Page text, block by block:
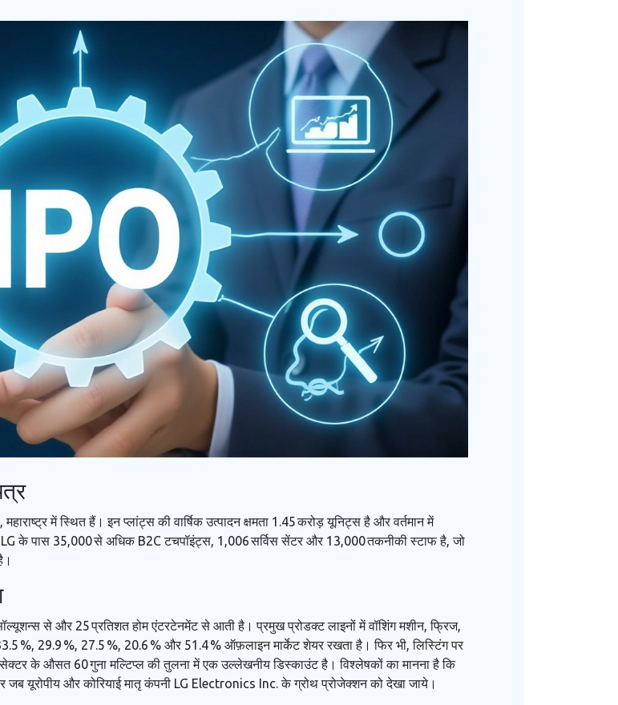
, महाराष्ट्र में स्थित हैं। इन प्लांट्स की वार्षिक उत्पादन क्षमता 1.45 करोड़ यूनिट्स है और वर्तमान में
LG के पास 35,000 से अधिक B2C टचपॉइंट्स, 1,006 सर्विस सेंटर और 13,000 तकनीकी स्टाफ है, जो
से और 25 प्रतिशत होम एंटरटेनमेंट से आती है। प्रमुख प्रोडक्ट लाइनों में वॉशिंग मशीन, फ्रिज,
%, 29.9 %, 27.5 %, 20.6 % और 51.4 % ऑफ़लाइन मार्केट शेयर रखता है। फिर भी, लिस्टिंग पर
के औसत 60 गुना मल्टिप्ल की तुलना में एक उल्लेखनीय डिस्काउंट है। विश्लेषकों का मानना है कि
यूरोपीय और कोरियाई मातृ कंपनी LG Electronics Inc.के ग्रोथ प्रोजेक्शन को देखा जाये।